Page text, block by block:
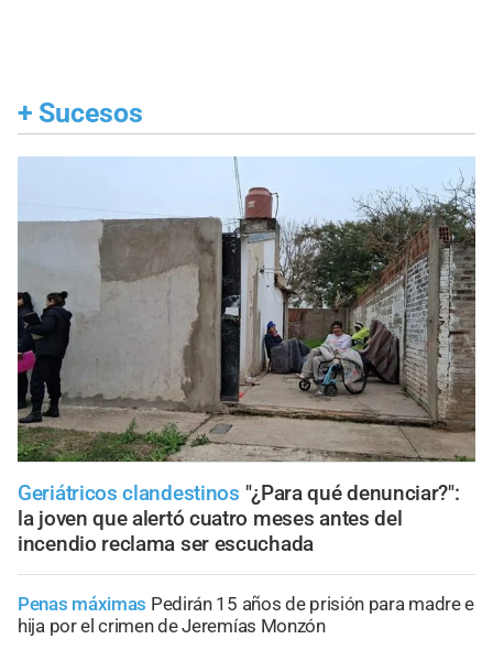
+ Sucesos
Geriátricos clandestinos "¿Para qué denunciar?":
la joven que alertó cuatro meses antes del
incendio reclama ser escuchada
Penas máximas Pedirán 15 años de prisión para madre e
hija por el crimen de Jeremías Monzón